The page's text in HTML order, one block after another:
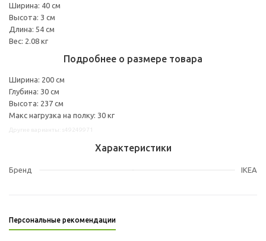
Ширина: 40 см
Высота: 3 см
Длина: 54 см
Вес: 2.08 кг
Подробнее о размере товара
Ширина: 200 см
Глубина: 30 см
Высота: 237 см
Макс нагрузка на полку: 30 кг
Характеристики
Бренд IKEA
Персональные рекомендации